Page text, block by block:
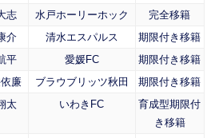
志 水戸ホーリーホック
完全移籍
介 清水エスパルス
期限付き移籍
平 愛媛FC
期限付き移籍
廉 ブラウブリッツ秋田
期限付き移籍
太 いわきFC
育成型期限付
き移籍